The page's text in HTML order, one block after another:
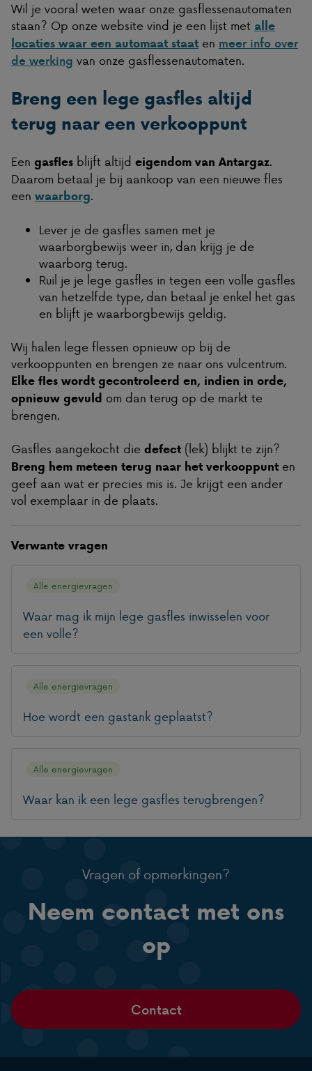
Wil je vooral weten waar onze gasflessenautomaten
staan? Op onze website vind je een lijst met alle
locaties waar een automaat staat en meer info over
de werking van onze gasflessenautomaten.
Breng een lege gasfles altijd
terug naar een verkooppunt
Een gasfles blijft altijd eigendom van Antargaz.
Daarom betaal je bij aankoop van een nieuwe fles
een waarborg.
Lever je de gasfles samen met je
waarborgbewijs weer in, dan krijg je de
waarborg terug.
Ruil je je lege gasfles in tegen een volle gasfles
van hetzelfde type, dan betaal je enkel het gas
en blijft je waarborgbewijs geldig.
Wij halen lege flessen opnieuw op bij de
verkooppunten en brengen ze naar ons vulcentrum.
Elke fles wordt gecontroleerd en, indien in orde,
opnieuw gevuld om dan terug op de markt te
brengen.
Gasfles aangekocht die defect (lek) blijkt te zijn?
Breng hem meteen terug naar het verkooppunt en
geef aan wat er precies mis is. Je krijgt een ander
vol exemplaar in de plaats.
Verwante vragen
Waar mag ik mijn lege gasfles inwisselen voor
een volle?
Alle energievragen
Hoe wordt een gastank geplaatst?
Alle energievragen
Waar kan ik een lege gasfles terugbrengen?
Alle energievragen
Vragen of opmerkingen?
Neem contact met ons
op
Contact